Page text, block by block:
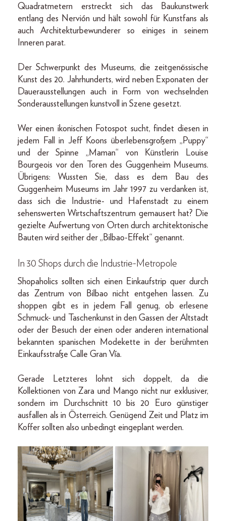
Quadratmetern erstreckt sich das Baukunstwerk
entlang des Nervión und hält sowohl für Kunstfans als
auch Architekturbewunderer so einiges in seinem
Inneren parat.
Der Schwerpunkt des Museums, die zeitgenössische
Kunst des 20. Jahrhunderts, wird neben Exponaten der
Dauerausstellungen auch in Form von wechselnden
Sonderausstellungen kunstvoll in Szene gesetzt.
Wer einen ikonischen Fotospot sucht, findet diesen in
jedem Fall in Jeff Koons überlebensgroßem „Puppy“
und der Spinne „Maman“ von Künstlerin Louise
Bourgeois vor den Toren des Guggenheim Museums.
Übrigens: Wussten Sie, dass es dem Bau des
Guggenheim Museums im Jahr 1997 zu verdanken ist,
dass sich die Industrie- und Hafenstadt zu einem
sehenswerten Wirtschaftszentrum gemausert hat? Die
gezielte Aufwertung von Orten durch architektonische
Bauten wird seither der „Bilbao-Effekt“ genannt.
In 30 Shops durch die Industrie-Metropole
Shopaholics sollten sich einen Einkaufstrip quer durch
das Zentrum von Bilbao nicht entgehen lassen. Zu
shoppen gibt es in jedem Fall genug, ob erlesene
Schmuck- und Taschenkunst in den Gassen der Altstadt
oder der Besuch der einen oder anderen international
bekannten spanischen Modekette in der berühmten
Einkaufsstraße Calle Gran Vía.
Gerade Letzteres lohnt sich doppelt, da die
Kollektionen von Zara und Mango nicht nur exklusiver,
sondern im Durchschnitt 10 bis 20 Euro günstiger
ausfallen als in Österreich. Genügend Zeit und Platz im
Koffer sollten also unbedingt eingeplant werden.